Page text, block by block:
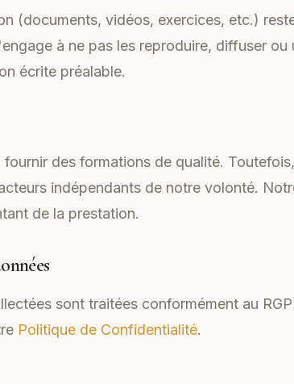
(documents, vidéos, exercices, etc.)
à ne pas les reproduire, diffuser ou
écrite préalable.
des formations de qualité.
indépendants de notre volonté.
de la prestation.
sont traitées conformément au
Politique de Confidentialité.